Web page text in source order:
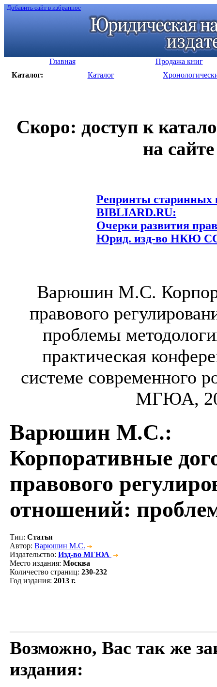
Добавить сайт в избранное
Главная
Продажа книг
Каталог:
Каталог
Скоро: доступ к
на
Репринты старинных
BIBLIARD.RU:
Очерки развития
Юрид. изд-во НКЮ
Варюшин М.С.
правового
проблемы
практическая
системе современного
МГЮА,
Варюшин М.С.:
Корпоративные
правового
отношений:
Тип: Статья
Автор: Варюшин М.С.
Издательство: Изд-во МГЮА
Место издания: Москва
Количество страниц: 230-232
Год издания: 2013 г.
Возможно, Вас так же
издания: